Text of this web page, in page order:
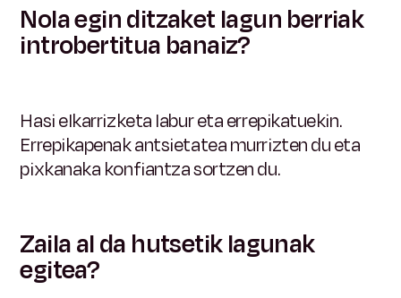
Nola egin ditzaket lagun berriak
introbertitua banaiz?
Hasi elkarrizketa labur eta errepikatuekin.
Errepikapenak antsietatea murrizten du eta
pixkanaka konfiantza sortzen du.
Zaila al da hutsetik lagunak
egitea?